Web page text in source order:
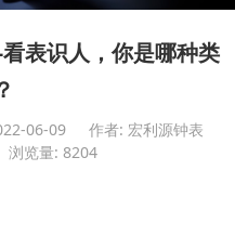
表识人，你是哪种类
06-09
作者: 宏利源钟表
浏览量: 8204